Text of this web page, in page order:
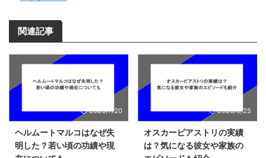
関連記事
2026/7/20
ヘルムートマルコはなぜ失
明した？若い頃の功績や現
2026/6/25
オスカーピアストリの実績
は？気になる彼女や家族の